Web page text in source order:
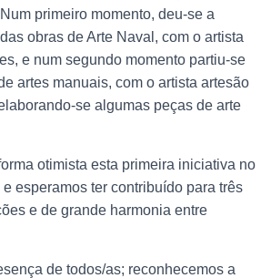
primeiro momento, deu-se a
obras de Arte Naval, com o artista
e num segundo momento partiu-se
artes manuais, com o artista artesão
se algumas peças de arte
otimista esta primeira iniciativa no
e esperamos ter contribuído para três
e de grande harmonia entre
de todos/as; reconhecemos a